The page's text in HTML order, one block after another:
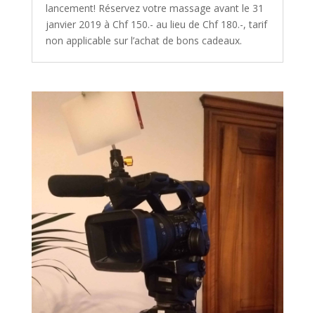
lancement! Réservez votre massage avant le 31
janvier 2019 à Chf 150.- au lieu de Chf 180.-, tarif
non applicable sur l’achat de bons cadeaux.